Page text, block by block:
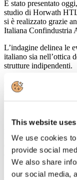
This website
We use cookies
provide social
We also share
our social media,
È stato presentato
studio di Horwath
si è realizzato grazie
Italiana Confindustria
L’indagine delinea le
italiano sia nell’ottica
strutture indipendenti.
Come si muove il
sviluppano le catene
si avvicinano al
A queste e tante altre
l’incontro di oggi. Gli
Giorgio Ribaudo
daGiorgio Palmucci,
Confindustria Alberghi